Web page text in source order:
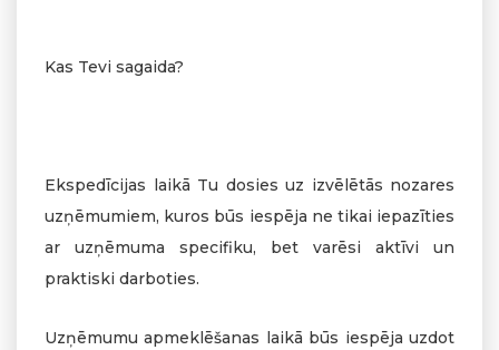
Kas Tevi sagaida?
Ekspedīcijas laikā Tu dosies uz izvēlētās nozares
uzņēmumiem, kuros būs iespēja ne tikai iepazīties
ar uzņēmuma specifiku, bet varēsi aktīvi un
praktiski darboties.
Uzņēmumu apmeklēšanas laikā būs iespēja uzdot